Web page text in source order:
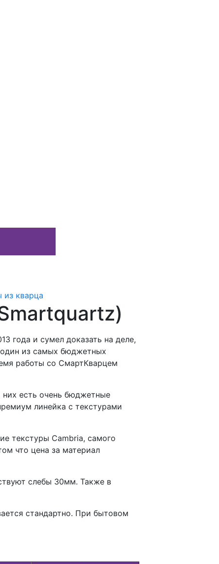
кварца
года и сумел доказать на деле,
один из самых бюджетных
работы со СмартКварцем
есть очень бюджетные
линейка с текстурами
текстуры Cambria, самого
что цена за материал
слебы 30мм. Также в
стандартно. При бытовом